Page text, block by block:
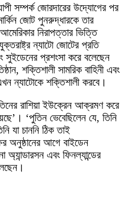
সম্পর্ক জোরদারের উদ্যোগের পর
জোট পুনরুদ্ধারকে তার
নিরাপত্তার ভিত্তি
ন্যাটো জোটের প্রতি
সুইডেনের প্রশংসা করে বলেছেন
শক্তিশালী সামরিক বাহিনী এবং
ন্যাটোকে শক্তিশালী করবে।
রাশিয়া ইউক্রেন আক্রমণ করে
‘পুতিন ভেবেছিলেন যে, তিনি
যা চাননি ঠিক তাই
অনুষ্ঠানের আগে বাইডেন
অ্যান্ডারসন এবং ফিনল্যান্ডের